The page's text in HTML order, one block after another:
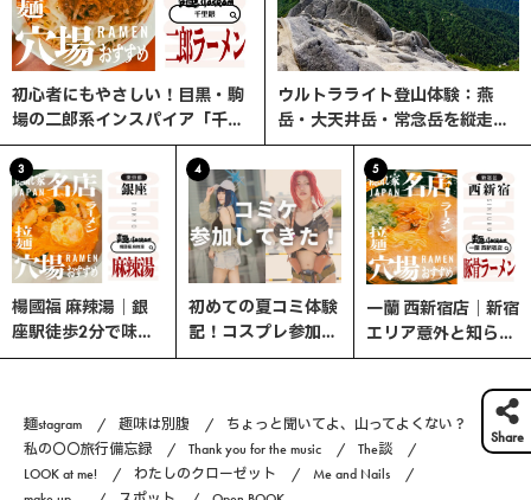
初心者にもやさしい！目黒・駒
場の二郎系インスパイア「千里
眼」へ行ってみた
ウルトラライト登山体験：燕
岳・大天井岳・常念岳を縦走す
る3日間の旅
3
楊國福 麻辣湯｜銀
座駅徒歩2分で味わ
う、選べる楽しさ×
4
初めての夏コミ体験
記！コスプレ参加の
流れと熱中症対策ま
5
一蘭 西新宿店｜新宿
エリア意外と知らな
い、ここが穴場！
麺stagram 趣味は別腹
ちょっと聞いてよ、山ってよくない？
私の〇〇旅行備忘録
Thank you for the music
The談
LOOK at me!
わたしのクローゼット
Me and Nails
Share